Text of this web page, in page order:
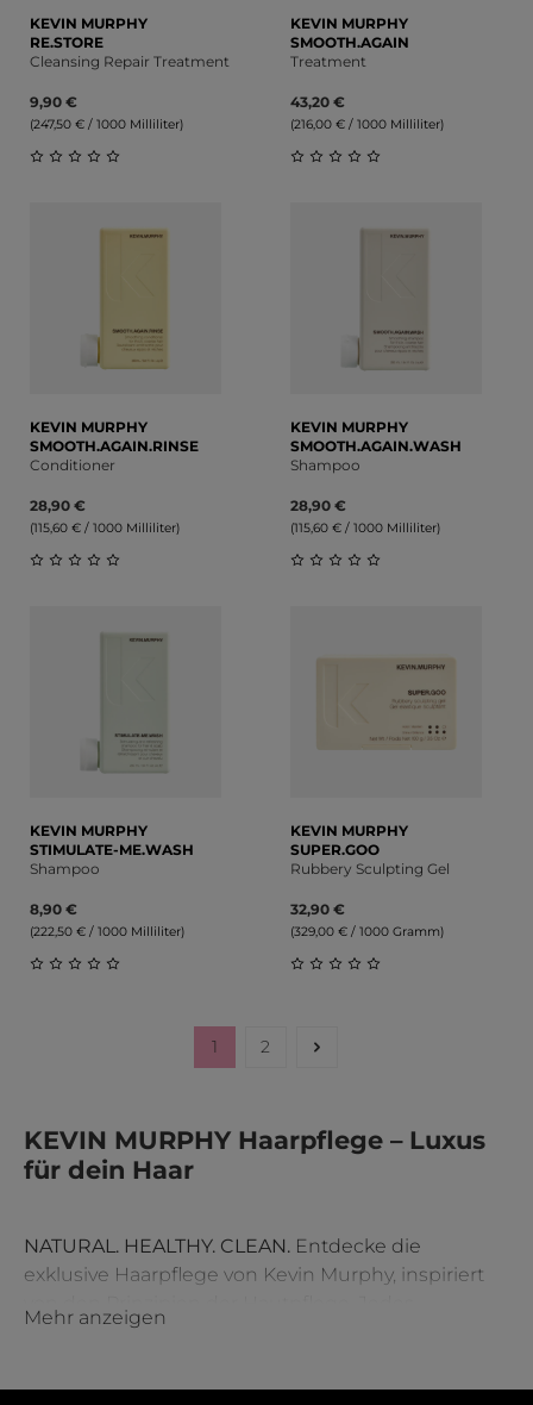
KEVIN MURPHY
RE.STORE
Cleansing Repair Treatment
9,90 €
(247,50 € / 1000 Milliliter)
KEVIN MURPHY
SMOOTH.AGAIN
Treatment
43,20 €
(216,00 € / 1000 Milliliter)
KEVIN MURPHY
SMOOTH.AGAIN.RINSE
Conditioner
28,90 €
(115,60 € / 1000 Milliliter)
KEVIN MURPHY
SMOOTH.AGAIN.WASH
Shampoo
28,90 €
(115,60 € / 1000 Milliliter)
KEVIN MURPHY
STIMULATE-ME.WASH
Shampoo
8,90 €
(222,50 € / 1000 Milliliter)
KEVIN MURPHY
SUPER.GOO
Rubbery Sculpting Gel
32,90 €
(329,00 € / 1000 Gramm)
Seite
1 Seite
2
KEVIN MURPHY Haarpflege – Luxus
für dein Haar
NATURAL. HEALTHY. CLEAN. Entdecke die
exklusive Haarpflege von Kevin Murphy, inspiriert
Shampoo, jeder Conditioner, jedes Treatment und
nachhaltigen Inhaltsstoffen entwickelt, um dein
Mehr anzeigen